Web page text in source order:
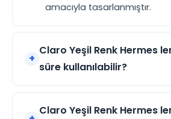
amacıyla tasarlanmıştır.
Claro Yeşil Renk Hermes
süre kullanılabilir?
Claro Yeşil Renk Hermes